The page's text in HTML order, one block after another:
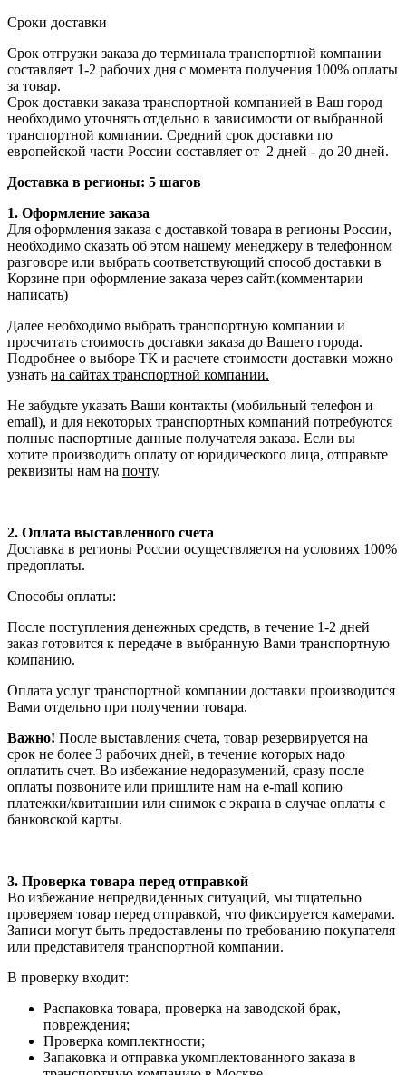
Сроки доставки
Срок отгрузки заказа до терминала транспортной компании
составляет 1-2 рабочих дня с момента получения 100% оплаты
за товар.
Срок доставки заказа транспортной компанией в Ваш город
необходимо уточнять отдельно в зависимости от выбранной
транспортной компании. Средний срок доставки по
европейской части России составляет от 2 дней - до 20 дней.
Доставка в регионы: 5 шагов
1. Оформление заказа
Для оформления заказа с доставкой товара в регионы России,
необходимо сказать об этом нашему менеджеру в телефонном
разговоре или выбрать соответствующий способ доставки в
Корзине при оформление заказа через сайт.(комментарии
написать)
Далее необходимо выбрать транспортную компании и
просчитать стоимость доставки заказа до Вашего города.
Подробнее о выборе ТК и расчете стоимости доставки можно
узнать на сайтах транспортной компании.
Не забудьте указать Ваши контакты (мобильный телефон и
email), и для некоторых транспортных компаний потребуются
полные паспортные данные получателя заказа. Если вы
хотите производить оплату от юридического лица, отправьте
реквизиты нам на почту.
2. Оплата выставленного счета
Доставка в регионы России осуществляется на условиях 100%
предоплаты.
Способы оплаты:
После поступления денежных средств, в течение 1-2 дней
заказ готовится к передаче в выбранную Вами транспортную
компанию.
Оплата услуг транспортной компании доставки производится
Вами отдельно при получении товара.
Важно! После выставления счета, товар резервируется на
срок не более 3 рабочих дней, в течение которых надо
оплатить счет. Во избежание недоразумений, сразу после
оплаты позвоните или пришлите нам на e-mail копию
платежки/квитанции или снимок с экрана в случае оплаты с
банковской карты.
3. Проверка товара перед отправкой
Во избежание непредвиденных ситуаций, мы тщательно
проверяем товар перед отправкой, что фиксируется камерами.
Записи могут быть предоставлены по требованию покупателя
или представителя транспортной компании.
В проверку входит:
Распаковка товара, проверка на заводской брак,
повреждения;
Проверка комплектности;
Запаковка и отправка укомплектованного заказа в